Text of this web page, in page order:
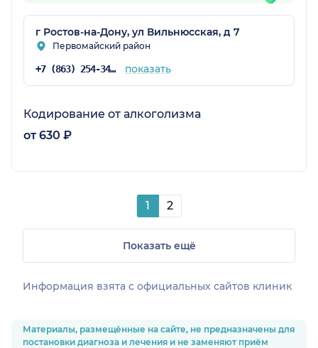
г Ростов-на-Дону, ул Вильнюсская, д 7
Первомайский район
+7 (863) 254-34-11 показать
Кодирование от алкоголизма
от 630 ₽
1 2
Показать ещё
Информация взята c официальных сайтов клиник
Материалы, размещённые на сайте, не предназначены для
постановки диагноза и лечения и не заменяют приём